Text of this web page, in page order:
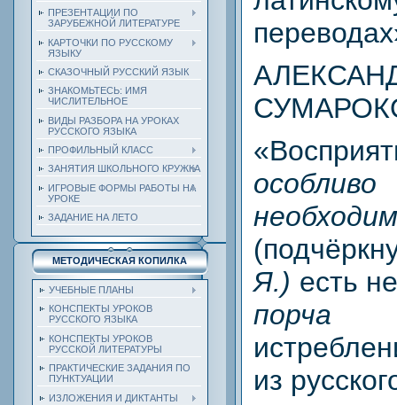
ПРЕЗЕНТАЦИИ ПО
ЗАРУБЕЖНОЙ ЛИТЕРАТУРЕ
КАРТОЧКИ ПО РУССКОМУ
ЯЗЫКУ
СКАЗОЧНЫЙ РУССКИЙ ЯЗЫК
ЗНАКОМЬТЕСЬ: ИМЯ
ЧИСЛИТЕЛЬНОЕ
ВИДЫ РАЗБОРА НА УРОКАХ
РУССКОГО ЯЗЫКА
ПРОФИЛЬНЫЙ КЛАСС
ЗАНЯТИЯ ШКОЛЬНОГО КРУЖКА
ИГРОВЫЕ ФОРМЫ РАБОТЫ НА
УРОКЕ
ЗАДАНИЕ НА ЛЕТО
МЕТОДИЧЕСКАЯ КОПИЛКА
УЧЕБНЫЕ ПЛАНЫ
КОНСПЕКТЫ УРОКОВ
РУССКОГО ЯЗЫКА
КОНСПЕКТЫ УРОКОВ
РУССКОЙ ЛИТЕРАТУРЫ
ПРАКТИЧЕСКИЕ ЗАДАНИЯ ПО
ПУНКТУАЦИИ
ИЗЛОЖЕНИЯ И ДИКТАНТЫ
Я.) есть
порча
из